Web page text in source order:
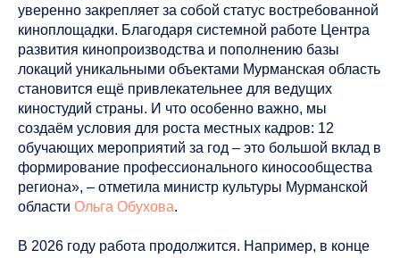
уверенно закрепляет за собой статус востребованной
киноплощадки. Благодаря системной работе Центра
развития кинопроизводства и пополнению базы
локаций уникальными объектами Мурманская область
становится ещё привлекательнее для ведущих
киностудий страны. И что особенно важно, мы
создаём условия для роста местных кадров: 12
обучающих мероприятий за год – это большой вклад в
формирование профессионального киносообщества
региона», – отметила министр культуры Мурманской
области Ольга Обухова.
В 2026 году работа продолжится. Например, в конце